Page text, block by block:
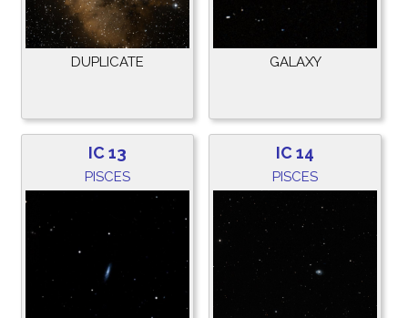
DUPLICATE GALAXY
IC 13
PISCES
IC 14
PISCES